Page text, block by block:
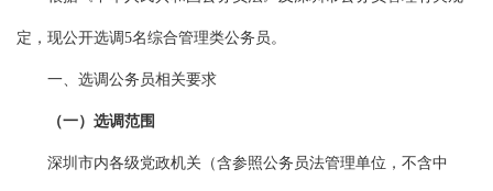
定，现公开选调5名综合管理类公务员。
一、选调公务员相关要求
（一）选调范围
深圳市内各级党政机关（含参照公务员法管理单位，不含中